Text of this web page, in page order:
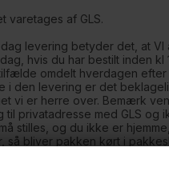
varetages af GLS.
levering betyder det, at VI
hvis du har bestilt inden kl
omdelt hverdagen efter
i den levering er det
vi er herre over. Bemærk
til privatadresse med GLS og
stilles, og du ikke er
så bliver pakken kørt i